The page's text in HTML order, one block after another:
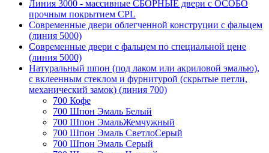
Линия 3000 - массивные СБОРНЫЕ двери с ОСОБО
прочным покрытием CPL
Современные двери облегченной конструции с фальцем
(линия 5000)
Современные двери с фальцем по специальной цене
(линия 5000)
Натуральный шпон (под лаком или акриловой эмалью),
с вклеенным стеклом и фурнитурой (скрытые петли,
механический замок) (линия 700)
700 Кофе
700 Шпон Эмаль Белый
700 Шпон ЭмальЖемчужный
700 Шпон Эмаль СветлоСерый
700 Шпон Эмаль Серый